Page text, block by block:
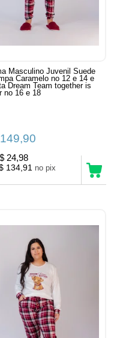
Masculino Juvenil Suede
Caramelo no 12 e 14 e
Dream Team together is
no 16 e 18
24,98
134,91 no pix